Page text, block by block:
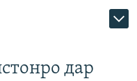
дар